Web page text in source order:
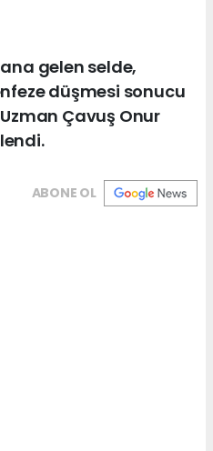
gelen selde,
düşmesi sonucu
Çavuş Onur
ABONE OL